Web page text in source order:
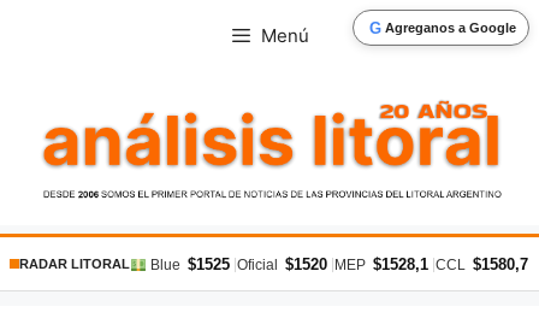
G Agreganos a Google
Menú
RADAR LITORAL Blue $1525 Oficial $1520 MEP $1528,1 CCL $1580,7